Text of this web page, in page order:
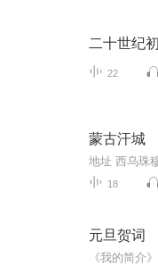
二十世纪
22
蒙古汗城
18
元旦贺词